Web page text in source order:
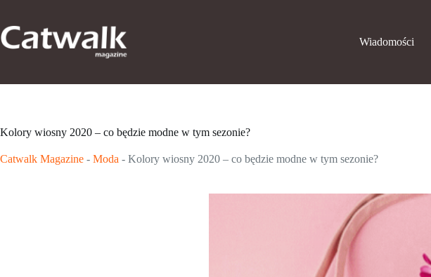
treści
Wiadomości
Kolory wiosny 2020 – co będzie modne w tym sezonie?
Catwalk Magazine - Moda - Kolory wiosny 2020 – co będzie modne w tym sezonie?